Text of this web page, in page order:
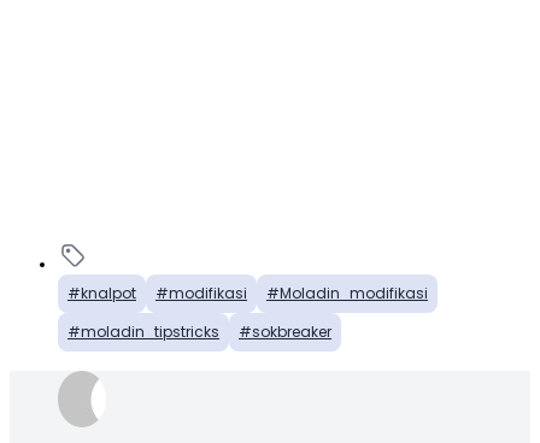
knalpot modifikasi
Moladin_modifikasi
moladin_tipstricks
sokbreaker